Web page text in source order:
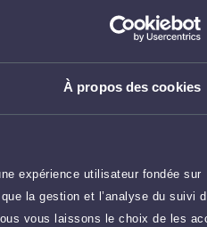
À propos des cookies
expérience utilisateur fondée sur
la gestion et l’analyse du suivi
vous laissons le choix de les
Disponibilités
vidéo
HORAIRES LUN MAR
08h - 10h